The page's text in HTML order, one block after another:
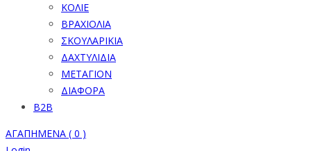
ΚΟΛΙΕ
ΒΡΑΧΙΟΛΙΑ
ΣΚΟΥΛΑΡΙΚΙΑ
ΔΑΧΤΥΛΙΔΙΑ
ΜΕΤΑΓΙΟΝ
ΔΙΑΦΟΡΑ
B2B
ΑΓΑΠΗΜΕΝΑ ( 0 )